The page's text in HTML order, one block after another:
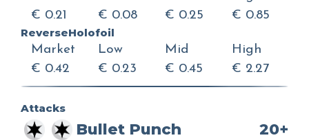
€ 0.21
€ 0.08
€ 0.25
€ 0.85
ReverseHolofoil
Market
€ 0.42
Low
€ 0.23
Mid
€ 0.45
High
€ 2.27
Attacks
Bullet Punch 20+